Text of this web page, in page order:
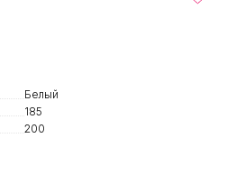
Белый
185
200